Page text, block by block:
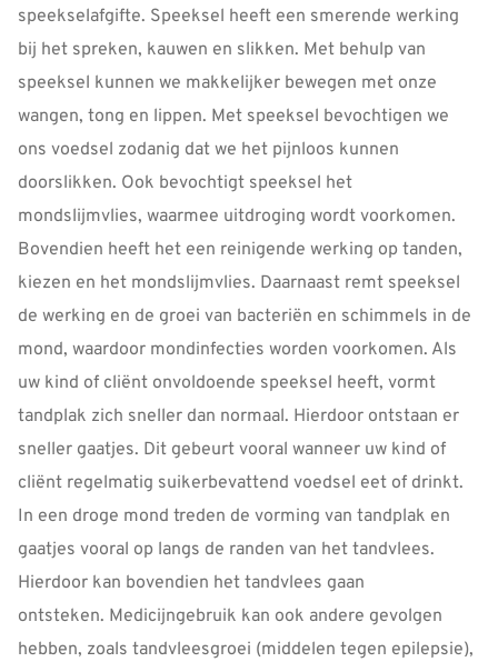
speekselafgifte. Speeksel heeft een smerende werking
bij het spreken, kauwen en slikken. Met behulp van
speeksel kunnen we makkelijker bewegen met onze
wangen, tong en lippen. Met speeksel bevochtigen we
ons voedsel zodanig dat we het pijnloos kunnen
doorslikken. Ook bevochtigt speeksel het
mondslijmvlies, waarmee uitdroging wordt voorkomen.
Bovendien heeft het een reinigende werking op tanden,
kiezen en het mondslijmvlies. Daarnaast remt speeksel
de werking en de groei van bacteriën en schimmels in de
mond, waardoor mondinfecties worden voorkomen. Als
uw kind of cliënt onvoldoende speeksel heeft, vormt
tandplak zich sneller dan normaal. Hierdoor ontstaan er
sneller gaatjes. Dit gebeurt vooral wanneer uw kind of
cliënt regelmatig suikerbevattend voedsel eet of drinkt.
In een droge mond treden de vorming van tandplak en
gaatjes vooral op langs de randen van het tandvlees.
Hierdoor kan bovendien het tandvlees gaan
ontsteken. Medicijngebruik kan ook andere gevolgen
hebben, zoals tandvleesgroei (middelen tegen epilepsie),